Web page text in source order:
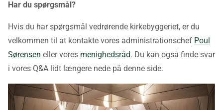
Har du spørgsmål?
Hvis du har spørgsmål vedrørende kirkebyggeriet, er du
velkommen til at kontakte vores administrationschef Poul
Sørensen eller vores menighedsråd. Du kan også finde svar
i vores Q&A lidt længere nede på denne side.